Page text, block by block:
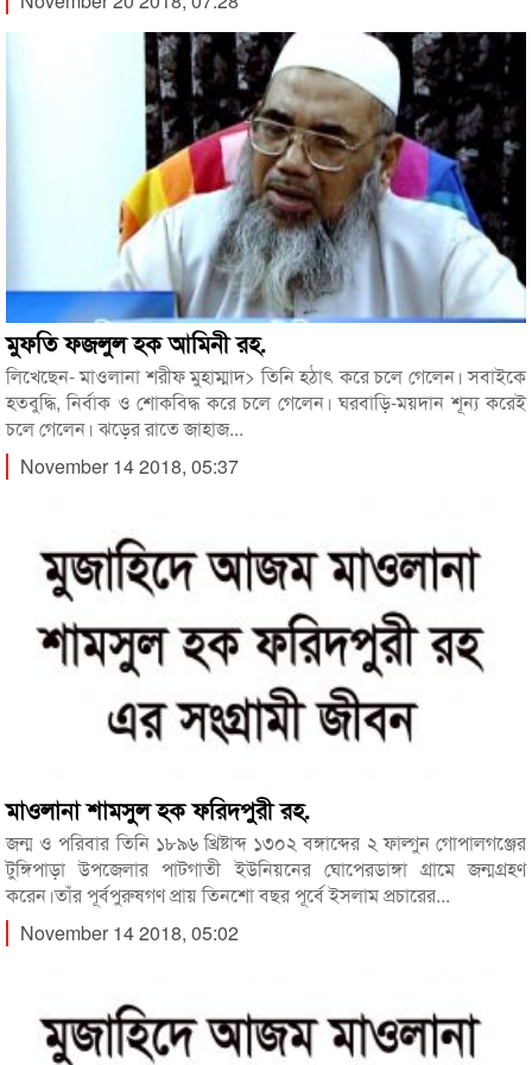
মুফতি ফজলুল হক আমিনী রহ.
লিখেছেন- মাওলানা শরীফ মুহাম্মাদ> তিনি হঠাৎ করে চলে গেলেন। সবাইকে
হতবুদ্ধি, নির্বাক ও শোকবিদ্ধ করে চলে গেলেন। ঘরবাড়ি-ময়দান শূন্য করেই
চলে গেলেন। ঝড়ের রাতে জাহাজ...
November 14 2018, 05:37
মাওলানা শামসুল হক ফরিদপুরী রহ.
জন্ম ও পরিবার তিনি ১৮৯৬ খ্রিষ্টাব্দ ১৩০২ বঙ্গাব্দের ২ ফাল্গুন গোপালগঞ্জের
টুঙ্গিপাড়া উপজেলার পাটগাতী ইউনিয়নের ঘোপেরডাঙ্গা গ্রামে জন্মগ্রহণ
করেন।তাঁর পূর্বপুরুষগণ প্রায় তিনশো বছর পূর্বে ইসলাম প্রচারের...
November 14 2018, 05:02